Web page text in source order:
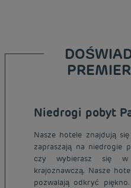
Niedrogi pobyt
Nasze hotele znajdują
zapraszają na niedrogie
czy wybierasz się w
krajoznawczą. Nasze
pozwalają odkryć